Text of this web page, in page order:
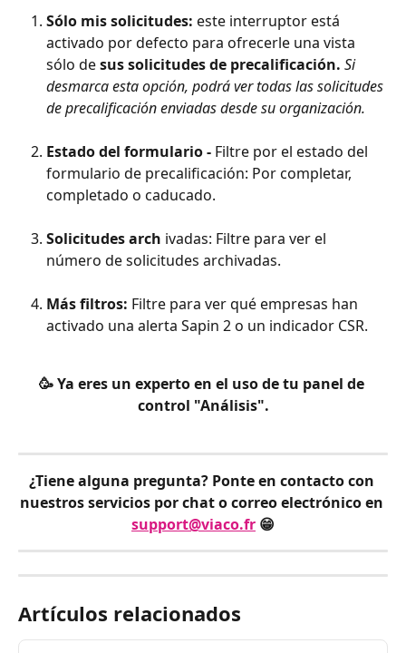
Sólo mis solicitudes: este interruptor está
activado por defecto para ofrecerle una vista
sólo de sus solicitudes de precalificación. Si
desmarca esta opción, podrá ver todas las solicitudes
de precalificación enviadas desde su organización.
Estado del formulario - Filtre por el estado del
formulario de precalificación: Por completar,
completado o caducado.
Solicitudes arch ivadas: Filtre para ver el
número de solicitudes archivadas.
Más filtros: Filtre para ver qué empresas han
activado una alerta Sapin 2 o un indicador CSR.
🥳 Ya eres un experto en el uso de tu panel de
control "Análisis".
¿Tiene alguna pregunta? Ponte en contacto con
nuestros servicios por chat o correo electrónico en
support@viaco.fr 😁
Artículos relacionados